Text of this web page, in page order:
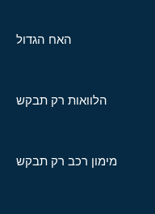
האח הגדול
הלוואות רק תבקש
מימון רכב רק תבקש